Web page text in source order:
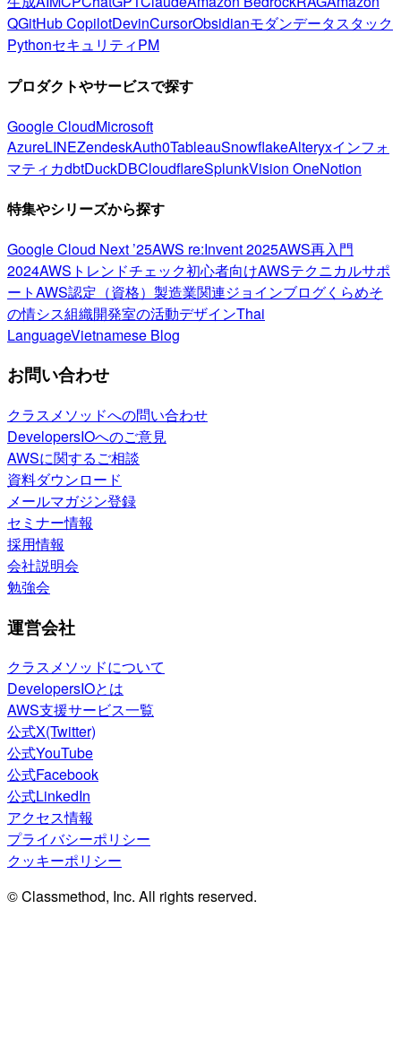
QGitHub CopilotDevinCursorObsidianモダンデータスタック
PythonセキュリティPM
プロダクトやサービスで探す
Google CloudMicrosoft
AzureLINEZendeskAuth0TableauSnowflakeAlteryxインフォ
マティカdbtDuckDBCloudflareSplunkVision OneNotion
特集やシリーズから探す
Google Cloud Next ’25AWS re:Invent 2025AWS再入門
2024AWSトレンドチェック初心者向けAWSテクニカルサポ
ートAWS認定（資格） 製造業関連ジョインブログくらめそ
の情シス組織開発室の活動デザインThai
LanguageVietnamese Blog
お問い合わせ
クラスメソッドへの問い合わせ
DevelopersIOへのご意見
AWSに関するご相談
資料ダウンロード
メールマガジン登録
セミナー情報
採用情報
会社説明会
勉強会
運営会社
クラスメソッドについて
DevelopersIOとは
AWS支援サービス一覧
公式X(Twitter)
公式YouTube
公式Facebook
公式LinkedIn
アクセス情報
プライバシーポリシー
クッキーポリシー
© Classmethod, Inc. All rights reserved.